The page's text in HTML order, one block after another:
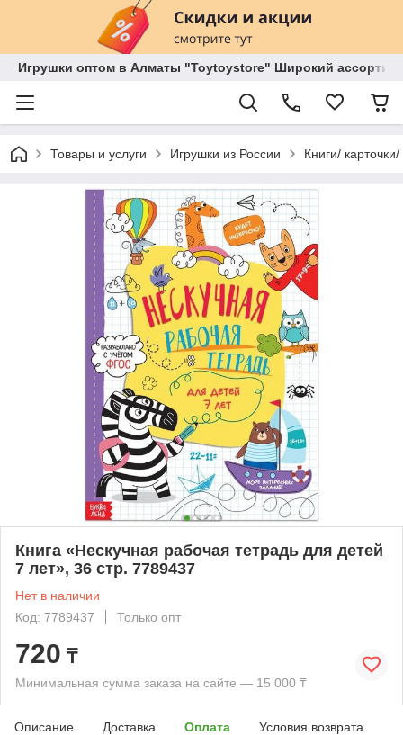
Игрушки оптом в Алматы "Toytoystore" Широкий
Товары и услуги Игрушки из России Книги/
Книга «Нескучная рабочая тетрадь для детей
7 лет», 36 стр. 7789437
Нет в наличии
Код: 7789437
Только опт
720 ₸
Минимальная сумма заказа на сайте — 15 000 ₸
Описание Доставка Оплата Условия возврата